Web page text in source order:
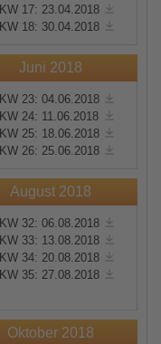
KW 17: 23.04.2018
KW 18: 30.04.2018
Juni 2018
KW 23: 04.06.2018
KW 24: 11.06.2018
KW 25: 18.06.2018
KW 26: 25.06.2018
August 2018
KW 32: 06.08.2018
KW 33: 13.08.2018
KW 34: 20.08.2018
KW 35: 27.08.2018
Oktober 2018